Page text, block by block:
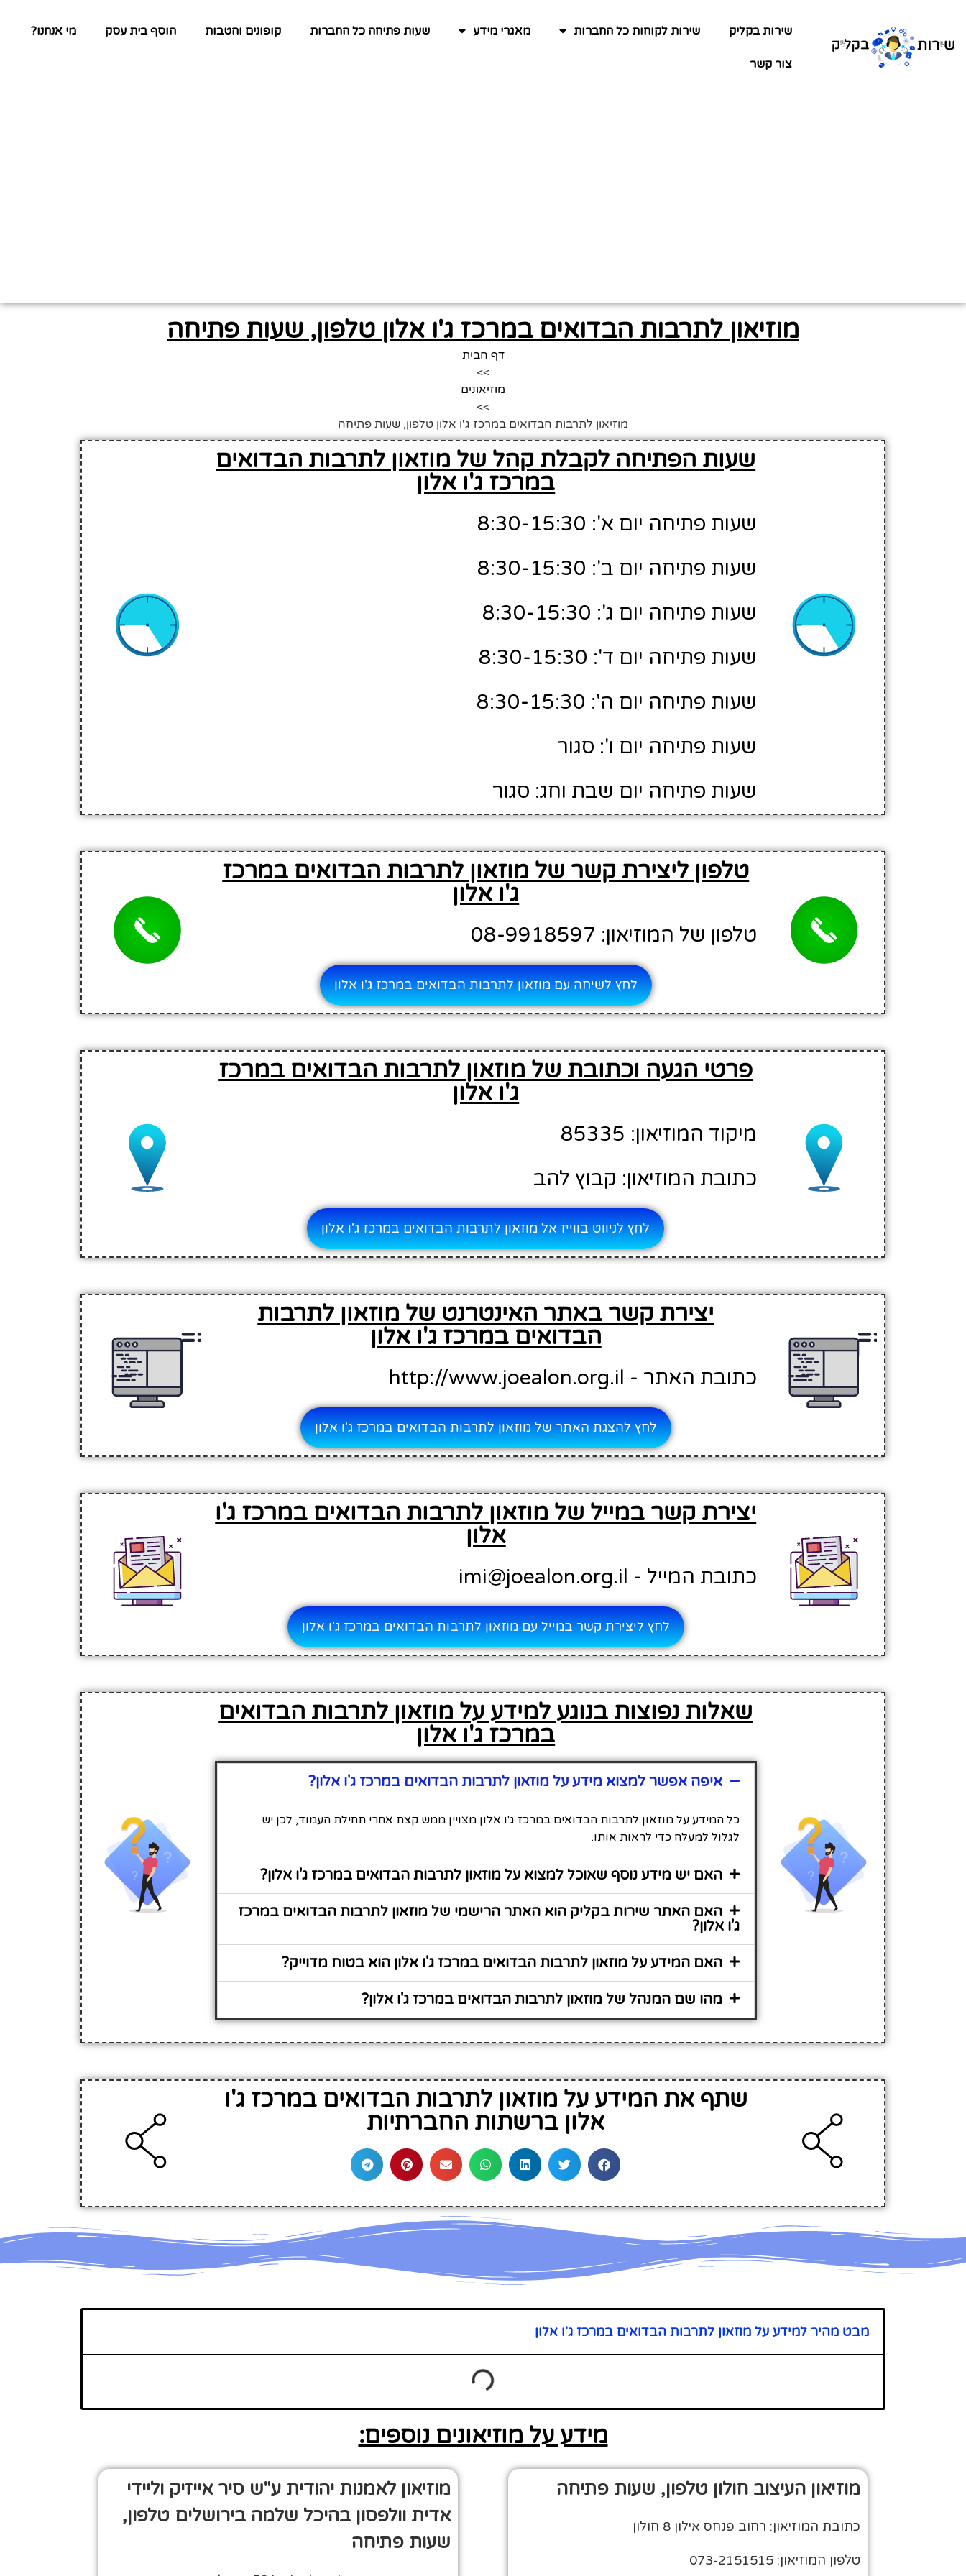
שירות בקליק שירות לקוחות כל החברות מאגרי מידע שעות פתיחה כל החברות קופונים והטבות הוסף בית עסק מי אנחנו?
צור קשר
מוזיאון לתרבות הבדואים במרכז ג'ו אלון טלפון, שעות פתיחה
דף הבית
>>
מוזיאונים
>>
מוזיאון לתרבות הבדואים במרכז ג'ו אלון טלפון, שעות פתיחה
שעות הפתיחה לקבלת קהל של מוזאון לתרבות הבדואים
במרכז ג'ו אלון
שעות פתיחה יום א': 8:30-15:30
שעות פתיחה יום ב': 8:30-15:30
שעות פתיחה יום ג': 8:30-15:30
שעות פתיחה יום ד': 8:30-15:30
שעות פתיחה יום ה': 8:30-15:30
שעות פתיחה יום ו': סגור
שעות פתיחה יום שבת וחג: סגור
טלפון ליצירת קשר של מוזאון לתרבות הבדואים במרכז
ג'ו אלון
טלפון של המוזיאון: 08-9918597
לחץ לשיחה עם מוזאון לתרבות הבדואים במרכז ג'ו אלון
פרטי הגעה וכתובת של מוזאון לתרבות הבדואים במרכז
ג'ו אלון
מיקוד המוזיאון: 85335
כתובת המוזיאון: קבוץ להב
לחץ לניווט בווייז אל מוזאון לתרבות הבדואים במרכז ג'ו אלון
יצירת קשר באתר האינטרנט של מוזאון לתרבות
הבדואים במרכז ג'ו אלון
כתובת האתר - http://www.joealon.org.il
לחץ להצגת האתר של מוזאון לתרבות הבדואים במרכז ג'ו אלון
יצירת קשר במייל של מוזאון לתרבות הבדואים במרכז ג'ו
אלון
כתובת המייל - imi@joealon.org.il
לחץ ליצירת קשר במייל עם מוזאון לתרבות הבדואים במרכז ג'ו אלון
שאלות נפוצות בנוגע למידע על מוזאון לתרבות הבדואים
במרכז ג'ו אלון
איפה אפשר למצוא מידע על מוזאון לתרבות הבדואים במרכז ג'ו אלון?
כל המידע על מוזאון לתרבות הבדואים במרכז ג'ו אלון מצויין ממש קצת אחרי תחילת העמוד, לכן יש
לגלול למעלה כדי לראות אותו.
האם יש מידע נוסף שאוכל למצוא על מוזאון לתרבות הבדואים במרכז ג'ו אלון?
האם האתר שירות בקליק הוא האתר הרישמי של מוזאון לתרבות הבדואים במרכז
ג'ו אלון?
האם המידע על מוזאון לתרבות הבדואים במרכז ג'ו אלון הוא בטוח מדוייק?
מהו שם המנהל של מוזאון לתרבות הבדואים במרכז ג'ו אלון?
שתף את המידע על מוזאון לתרבות הבדואים במרכז ג'ו
אלון ברשתות החברתיות
מבט מהיר למידע על מוזאון לתרבות הבדואים במרכז ג'ו אלון
מידע על מוזיאונים נוספים:
מוזיאון העיצוב חולון טלפון, שעות פתיחה
כתובת המוזיאון: רחוב פנחס אילון 8 חולון
טלפון המוזיאון: 073-2151515
מוזיאון לאמנות יהודית ע"ש סיר אייזיק וליידי
אדית וולפסון בהיכל שלמה בירושלים טלפון,
שעות פתיחה